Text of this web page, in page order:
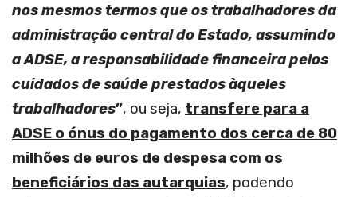
nos mesmos termos que os trabalhadores da
administração central do Estado, assumindo
a ADSE, a responsabilidade financeira pelos
cuidados de saúde prestados àqueles
trabalhadores”, ou seja, transfere para a
ADSE o ónus do pagamento dos cerca de 80
milhões de euros de despesa com os
beneficiários das autarquias, podendo